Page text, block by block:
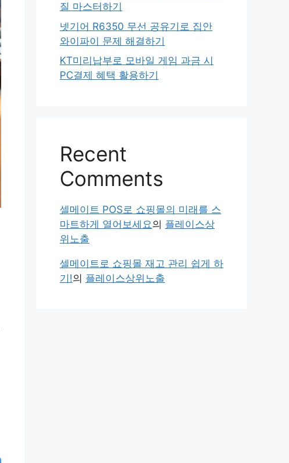
질 마스터하기
넷기어 R6350 무선 공유기로 집안
와이파이 문제 해결하기
KT미리납부로 모바일 게임 과금 시
PC결제 혜택 활용하기
Recent
Comments
셀메이트 POS로 쇼핑몰의 미래를 스
마트하게 열어보세요의 플레이스상
위노출
셀메이트로 쇼핑몰 재고 관리 쉽게 하
기!의 플레이스상위노출